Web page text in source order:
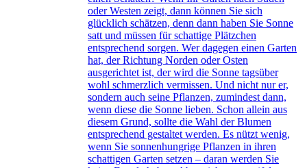
oder Westen zeigt, dann können Sie sich
glücklich schätzen, denn dann haben Sie Sonne
satt und müssen für schattige Plätzchen
entsprechend sorgen. Wer dagegen einen Garten
hat, der Richtung Norden oder Osten
ausgerichtet ist, der wird die Sonne tagsüber
wohl schmerzlich vermissen. Und nicht nur er,
sondern auch seine Pflanzen, zumindest dann,
wenn diese die Sonne lieben. Schon allein aus
diesem Grund, sollte die Wahl der Blumen
entsprechend gestaltet werden. Es nützt wenig,
wenn Sie sonnenhungrige Pflanzen in ihren
schattigen Garten setzen – daran werden Sie